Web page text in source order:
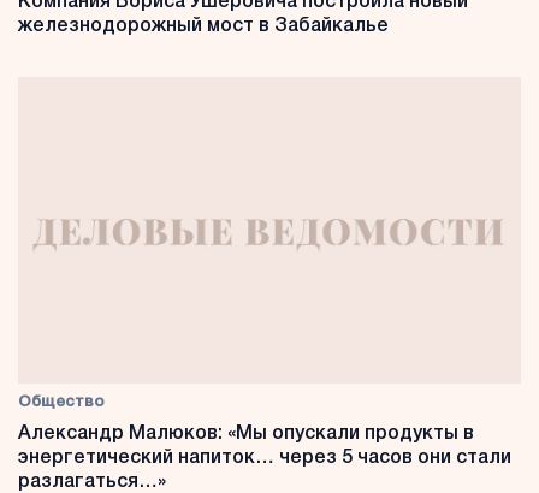
железнодорожный мост в Забайкалье
Общество
Александр Малюков: «Мы опускали продукты в
энергетический напиток… через 5 часов они стали
разлагаться…»